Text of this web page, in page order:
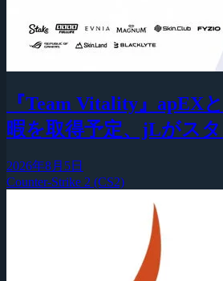
『Team Vitality』apEX
暇を取得予定、jLがス
2026年8月5日
Counter-Strike 2 (CS2)